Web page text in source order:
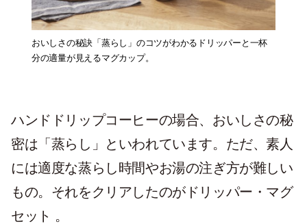
おいしさの秘訣「蒸らし」のコツがわかるドリッパーと一杯
分の適量が見えるマグカップ。
ハンドドリップコーヒーの場合、おいしさの秘
密は「蒸らし」といわれています。ただ、素人
には適度な蒸らし時間やお湯の注ぎ方が難しい
もの。それをクリアしたのがドリッパー・マグ
セット 。